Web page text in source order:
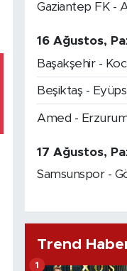
Gaziantep FK -
16 Ağustos,
Başakşehir -
Beşiktaş -
Amed -
17 Ağustos,
Samsunspor -
Trend
1